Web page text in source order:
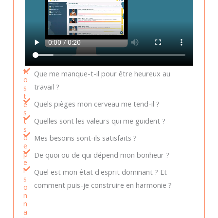
N
o
s
t
e
s
t
s
d
e
p
e
r
s
o
n
n
a
Que me manque-t-il pour être heureux au
travail ?
Quels pièges mon cerveau me tend-il ?
Quelles sont les valeurs qui me guident ?
Mes besoins sont-ils satisfaits ?
De quoi ou de qui dépend mon bonheur ?
Quel est mon état d'esprit dominant ? Et
comment puis-je construire en harmonie ?